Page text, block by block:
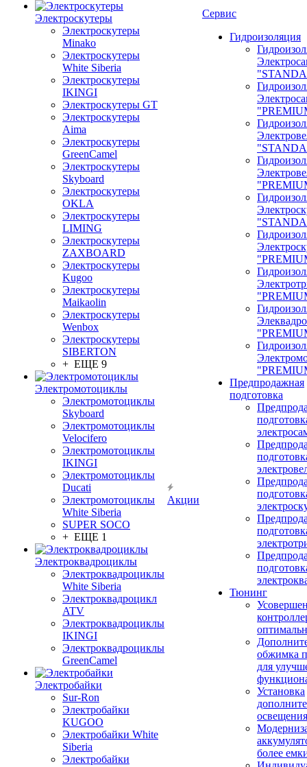
Электроскутеры
Электроскутеры
Minako
Электроскутеры
White Siberia
Электроскутеры
IKINGI
Электроскутеры GT
Электроскутеры
Aima
Электроскутеры
GreenCamel
Электроскутеры
Skyboard
Электроскутеры
OKLA
Электроскутеры
LIMING
Электроскутеры
ZAXBOARD
Электроскутеры
Kugoo
Электроскутеры
Maikaolin
Электроскутеры
Wenbox
Электроскутеры
SIBERTON
+ ЕЩЕ 9
Электромотоциклы
Электромотоциклы
Skyboard
Электромотоциклы
Velocifero
Электромотоциклы
IKINGI
Электромотоциклы
Ducati
Электромотоциклы
White Siberia
SUPER SOCO
+ ЕЩЕ 1
Электроквадроциклы
Электроквадроциклы
White Siberia
Электроквадроцикл
ATV
Электроквадроциклы
IKINGI
Электроквадроциклы
GreenCamel
Электробайки
Sur-Ron
Электробайки
KUGOO
Электробайки White
Siberia
Электробайки
Акции
Сервис
Гидроизоляция
Предпродажная
подготовка
Тюнинг
обжимка
для
Установка
освещения
более